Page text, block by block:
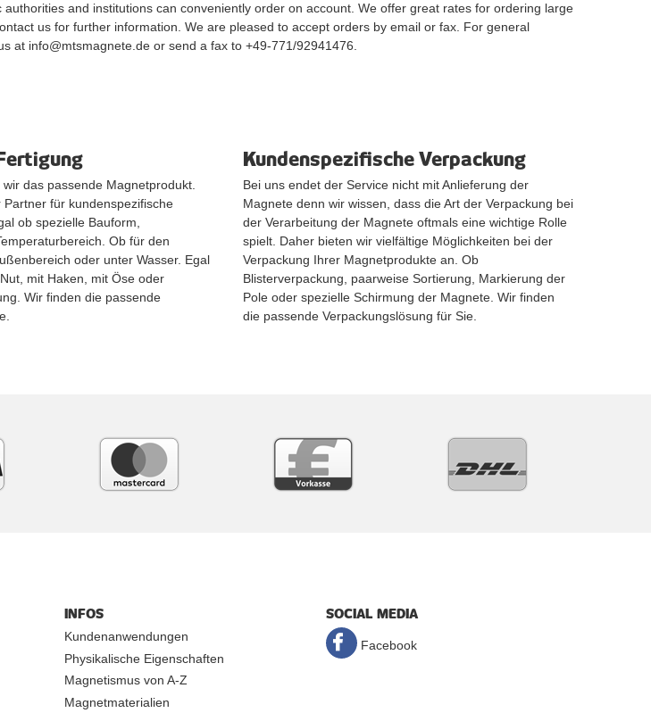
and institutions can conveniently order on account. We offer great rates for ordering large
us for further information. We are pleased to accept orders by email or fax. For general
at info@mtsmagnete.de or send a fax to +49-771/92941476.
das passende Magnetprodukt.
für kundenspezifische
ob spezielle Bauform,
Ob für den
oder unter Wasser. Egal
mit Haken, mit Öse oder
Wir finden die passende
Kundenspezifische Verpackung
Bei uns endet der Service nicht mit Anlieferung der
Magnete denn wir wissen, dass die Art der Verpackung bei
der Verarbeitung der Magnete oftmals eine wichtige Rolle
spielt. Daher bieten wir vielfältige Möglichkeiten bei der
Verpackung Ihrer Magnetprodukte an. Ob
Blisterverpackung, paarweise Sortierung, Markierung der
Pole oder spezielle Schirmung der Magnete. Wir finden
die passende Verpackungslösung für Sie.
INFOS
Kundenanwendungen
Physikalische Eigenschaften
Magnetismus von A-Z
Magnetmaterialien
SOCIAL MEDIA
Facebook